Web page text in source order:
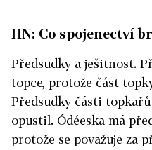
HN: Co spojenectví
Předsudky a ješitnost.
topce, protože část
Předsudky části
opustil. Ódéeska má
protože se považuje za